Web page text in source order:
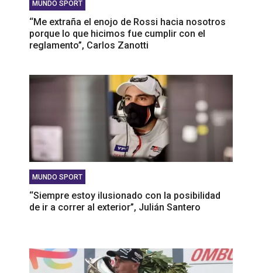
MUNDO SPORT
‘‘Me extraña el enojo de Rossi hacia nosotros
porque lo que hicimos fue cumplir con el
reglamento”, Carlos Zanotti
MUNDO SPORT
‘‘Siempre estoy ilusionado con la posibilidad
de ir a correr al exterior”, Julián Santero